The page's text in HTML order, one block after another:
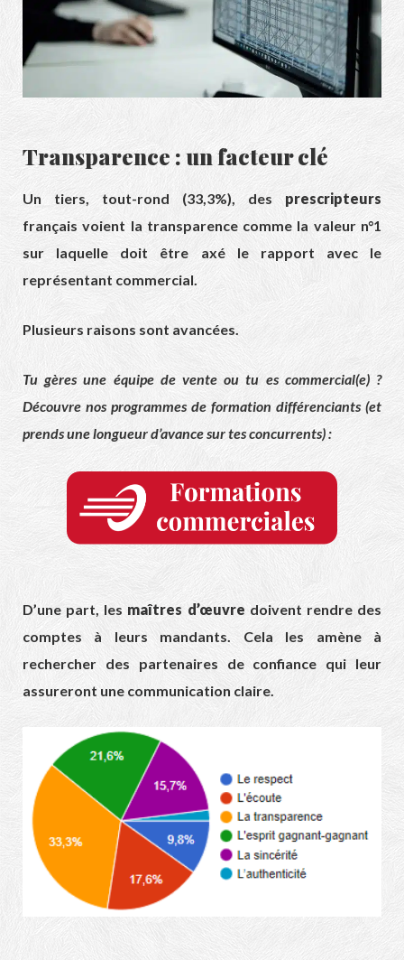
Transparence : un facteur clé
Un tiers, tout-rond (33,3%), des prescripteurs
français voient la transparence comme la valeur n°1
sur laquelle doit être axé le rapport avec le
représentant commercial.
Plusieurs raisons sont avancées.
Tu gères une équipe de vente ou tu es commercial(e) ?
Découvre nos programmes de formation différenciants (et
prends une longueur d’avance sur tes concurrents) :
D’une part, les maîtres d’œuvre doivent rendre des
comptes à leurs mandants. Cela les amène à
rechercher des partenaires de confiance qui leur
assureront une communication claire.